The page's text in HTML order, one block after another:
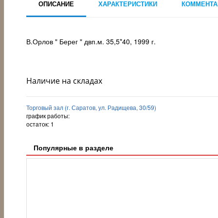
ОПИСАНИЕ ХАРАКТЕРИСТИКИ
В.Орлов " Берег " двп.м. 35,5*40, 1999 г.
Наличие на складах
Торговый зал (г. Саратов, ул. Радищева, 30/59)
график работы:
остаток: 1
Популярные в разделе